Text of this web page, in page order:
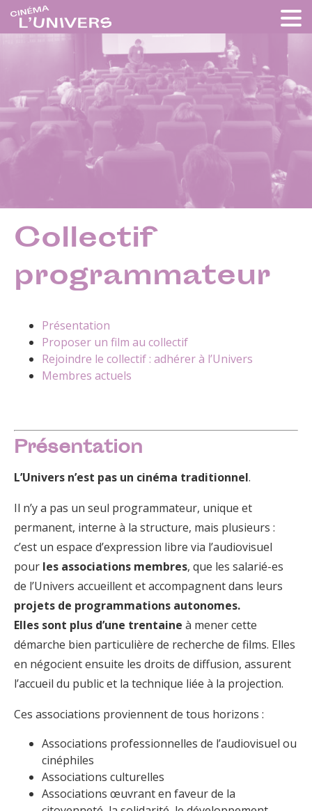
Collectif
programmateur
Présentation
Proposer un film au collectif
Rejoindre le collectif : adhérer à l’Univers
Membres actuels
Présentation
L’Univers n’est pas un cinéma traditionnel.
Il n’y a pas un seul programmateur, unique et
permanent, interne à la structure, mais plusieurs :
c’est un espace d’expression libre via l’audiovisuel
pour les associations membres, que les salarié-es
de l’Univers accueillent et accompagnent dans leurs
projets de programmations autonomes.
Elles sont plus d’une trentaine à mener cette
démarche bien particulière de recherche de films. Elles
en négocient ensuite les droits de diffusion, assurent
l’accueil du public et la technique liée à la projection.
Ces associations proviennent de tous horizons :
Associations professionnelles de l’audiovisuel ou
cinéphiles
Associations culturelles
Associations œuvrant en faveur de la